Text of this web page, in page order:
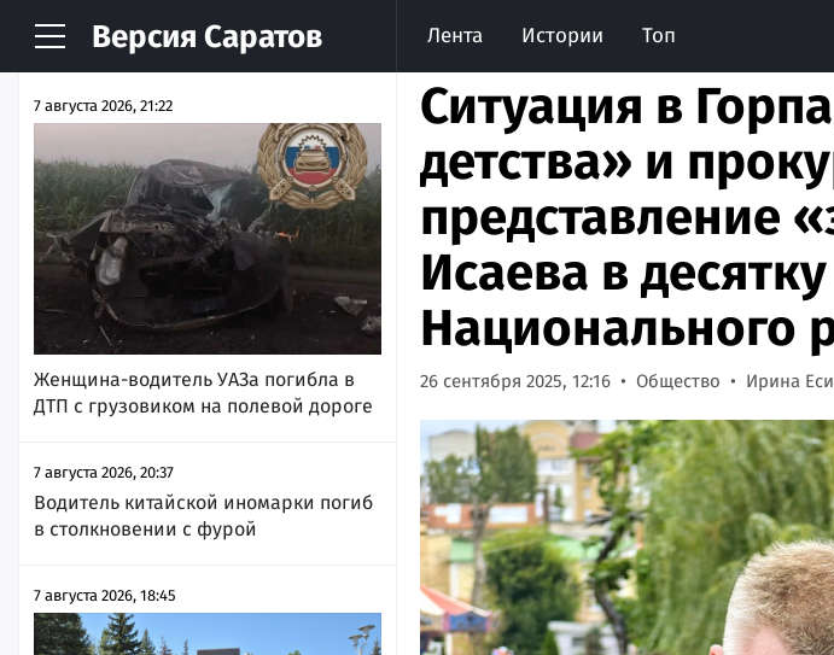
Версия Саратов Лента Истории Топ
НОВОСТИ АРХИВ
7 августа 2026, 21:22
Женщина-водитель УАЗа погибла в
ДТП с грузовиком на полевой дороге
7 августа 2026, 20:37
Водитель китайской иномарки погиб
в столкновении с фурой
7 августа 2026, 18:45
Ситуация в
детства» и
представление
Исаева в
Национального
26 сентября 2025, 12:16 Общество Ирина